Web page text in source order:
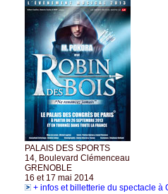
PALAIS DES SPORTS
14, Boulevard Clémenceau
GRENOBLE
16 et 17 mai 2014
+ infos et billetterie du spectacle à